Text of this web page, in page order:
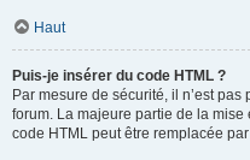
Haut
Puis-je insérer du code HTML ?
Par mesure de sécurité, il n’est
forum. La majeure partie de la
code HTML peut être remplacée